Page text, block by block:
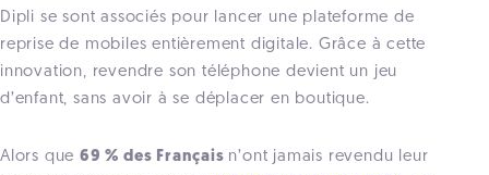
Dipli se sont associés pour lancer une plateforme de
reprise de mobiles entièrement digitale. Grâce à cette
innovation, revendre son téléphone devient un jeu
d’enfant, sans avoir à se déplacer en boutique.
Alors que 69 % des Français n’ont jamais revendu leur